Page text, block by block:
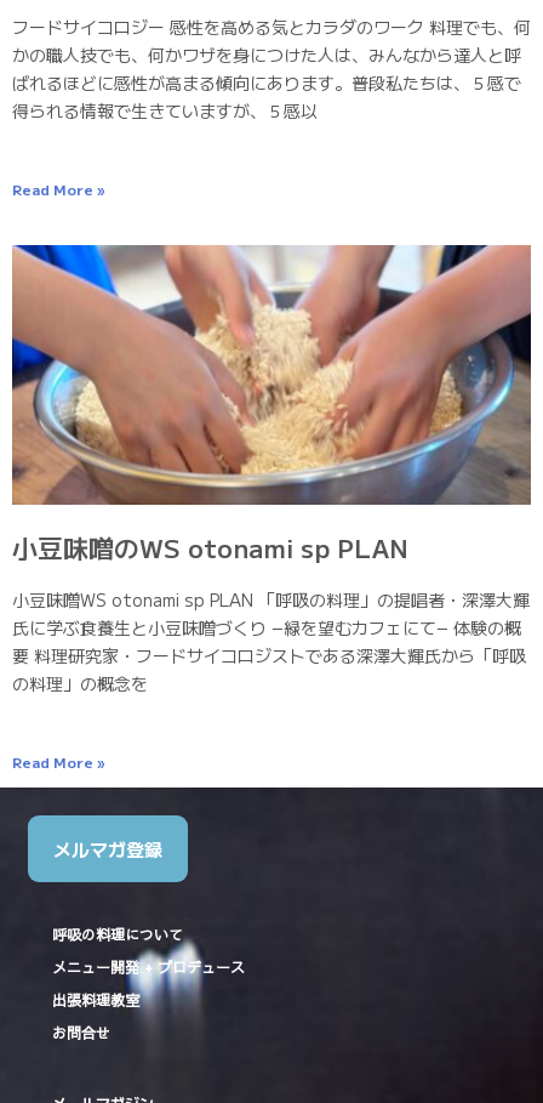
フードサイコロジー 感性を高める気とカラダのワーク 料理でも、何
かの職人技でも、何かワザを身につけた人は、みんなから達人と呼
ばれるほどに感性が高まる傾向にあります。普段私たちは、５感で
得られる情報で生きていますが、５感以
Read More »
小豆味噌のWS otonami sp PLAN
小豆味噌WS otonami sp PLAN 「呼吸の料理」の提唱者・深澤大輝
氏に学ぶ食養生と小豆味噌づくり −緑を望むカフェにて− 体験の概
要 料理研究家・フードサイコロジストである深澤大輝氏から「呼吸
の料理」の概念を
Read More »
メルマガ登録
呼吸の料理について
メニュー開発 + プロデュース
出張料理教室
お問合せ